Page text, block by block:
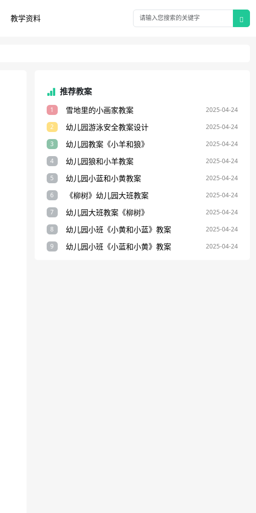
教学资料
推荐教案
1 雪地里的小画家教案
2025-04-24
2
幼儿园游泳安全教案设计
2025-04-24
3
幼儿园教案《小羊和狼》
2025-04-24
4
幼儿园狼和小羊教案
2025-04-24
5
幼儿园小蓝和小黄教案
2025-04-24
6
《柳树》幼儿园大班教案
2025-04-24
7
幼儿园大班教案《柳树》
2025-04-24
8
幼儿园小班《小黄和小蓝》教案
2025-04-24
9
幼儿园小班《小蓝和小黄》教案 2025-04-24